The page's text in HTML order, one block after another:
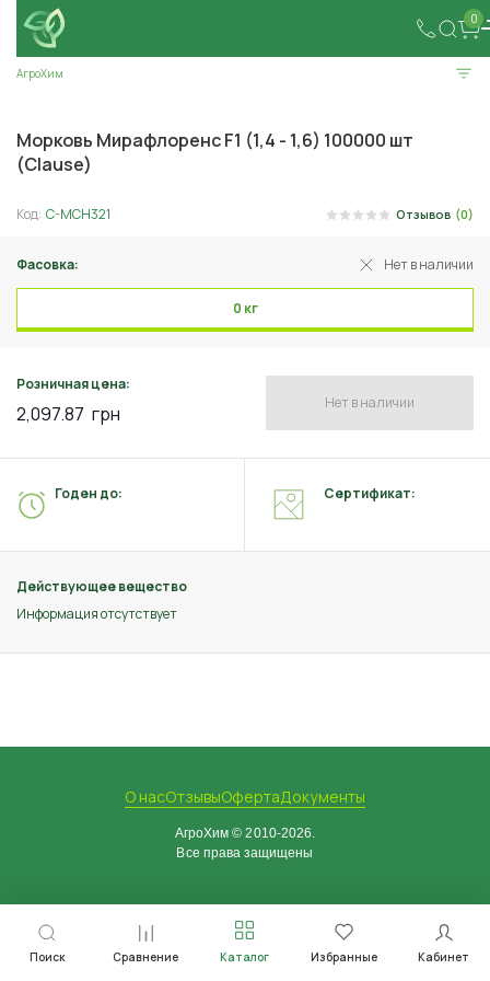
0
Поиск Сравнение Каталог Избранные Кабинет
АгроХим
Морковь Мирафлоренс F1 (1,4 - 1,6) 100000 шт
(Clause)
Код: C-MCH321 Отзывов (0)
Фасовка: Нет в наличии
0 кг
Розничная цена:
2,097.87 грн Нет в наличии
Действующее вещество
Информация отсутствует
Годен до: Сертификат:
О насОтзывыОфертаДокументы
АгроХим © 2010-2026.
Все права защищены